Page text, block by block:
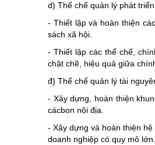
d) Thể chế quản lý phát
- Thiết lập và hoàn thiện
sách xã hội.
- Thiết lập các thể chế,
chặt chẽ, hiệu quả giữa
đ) Thể chế quản lý tài
- Xây dựng, hoàn thiện
cácbon nội địa.
- Xây dựng và hoàn thiện
doanh nghiệp có quy mô lớn.